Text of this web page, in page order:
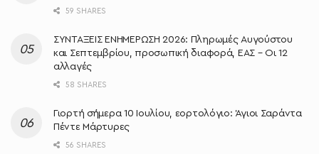
59 SHARES
ΣΥΝΤΑΞΕΙΣ ΕΝΗΜΕΡΩΣΗ 2026: Πληρωμές Αυγούστου
και Σεπτεμβρίου, προσωπική διαφορά, ΕΑΣ – Οι 12
αλλαγές
58 SHARES
Γιορτή σήμερα 10 Ιουλίου, εορτολόγιο: Άγιοι Σαράντα
Πέντε Μάρτυρες
56 SHARES